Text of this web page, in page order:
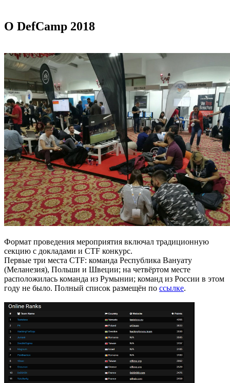
О DefCamp 2018
Формат проведения мероприятия включал традиционную
секцию с докладами и CTF конкурс.
Первые три места CTF: команда Республика Вануату
(Меланезия), Польши и Швеции; на четвёртом месте
расположилась команда из Румынии; команд из России в этом
году не было. Полный список размещён по ссылке.